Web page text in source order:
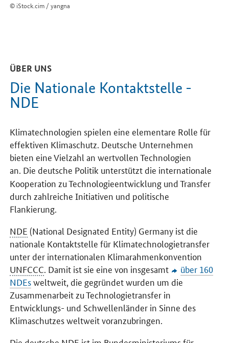
© iStock.cim / yangna
ÜBER UNS
Die Nationale Kontaktstelle -
NDE
Klimatechnologien spielen eine elementare Rolle für
effektiven Klimaschutz. Deutsche Unternehmen
bieten eine Vielzahl an wertvollen Technologien
an. Die deutsche Politik unterstützt die internationale
Kooperation zu Technologieentwicklung und Transfer
durch zahlreiche Initiativen und politische
Flankierung.
NDE (National Designated Entity) Germany ist die
nationale Kontaktstelle für Klimatechnologietransfer
unter der internationalen Klimarahmenkonvention
UNFCCC. Damit ist sie eine von insgesamt
über 160
NDEsweltweit, die gegründet wurden um die
Zusammenarbeit zu Technologietransfer in
Entwicklungs- und Schwellenländer in Sinne des
Klimaschutzes weltweit voranzubringen.